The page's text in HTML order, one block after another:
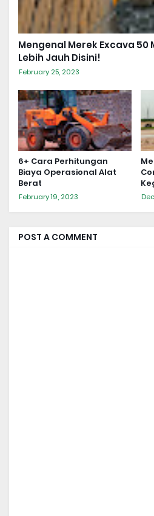
Mengenal Merek Excava 50
Lebih Jauh Disini!
February 25, 2023
6+ Cara Perhitungan
Biaya Operasional Alat
Berat
February 19, 2023
POST A COMMENT